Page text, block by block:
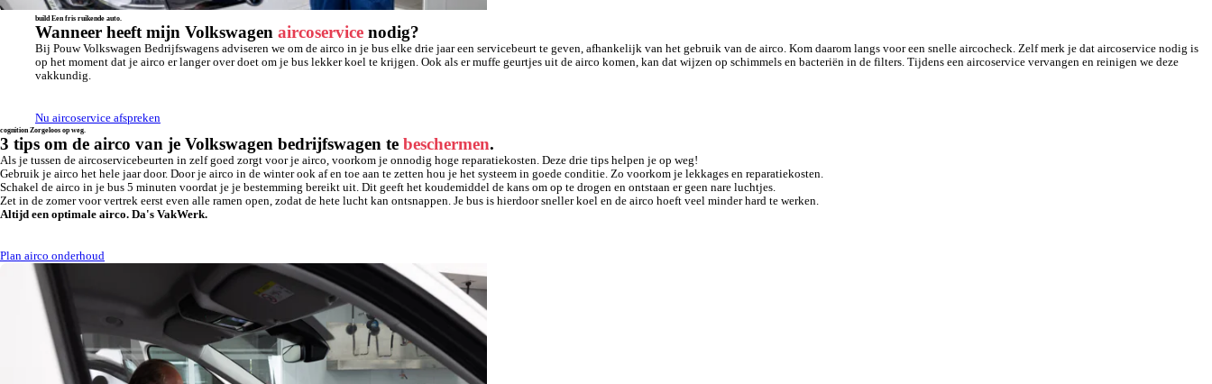
buildEen fris ruikende auto.
Wanneer heeft mijn Volkswagen aircoservicenodig?
Bij Pouw Volkswagen Bedrijfswagens adviseren we om de airco in je bus elke drie jaar een servicebeurt te geven, afhankelijk van het gebruik van de airco. Kom daarom langs voor een snelle aircocheck. Zelf merk je dat aircoservice nodig is
op het moment dat je airco er langer over doet om je bus lekker koel te krijgen. Ook als er muffe geurtjes uit de airco komen, kan dat wijzen op schimmels en bacteriën in de filters. Tijdens een aircoservice vervangen en reinigen we deze
vakkundig.
Nu aircoservice afspreken
cognition Zorgeloos op weg.
3 tips om de airco van je Volkswagen bedrijfswagen te beschermen.
Als je tussen de aircoservicebeurten in zelf goed zorgt voor je airco, voorkom je onnodig hoge reparatiekosten. Deze drie tips helpen je op weg!
Gebruik je airco het hele jaar door. Door je airco in de winter ook af en toe aan te zetten hou je het systeem in goede conditie. Zo voorkom je lekkages en reparatiekosten.
Schakel de airco in je bus 5 minuten voordat je je bestemming bereikt uit. Dit geeft het koudemiddel de kans om op te drogen en ontstaan er geen nare luchtjes.
Zet in de zomer voor vertrek eerst even alle ramen open, zodat de hete lucht kan ontsnappen. Je bus is hierdoor sneller koel en de airco hoeft veel minder hard te werken.
Altijd een optimale airco. Da's VakWerk.
Plan airco onderhoud